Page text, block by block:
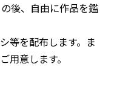
後、自由に作品を鑑
等を配布します。ま
用意します。